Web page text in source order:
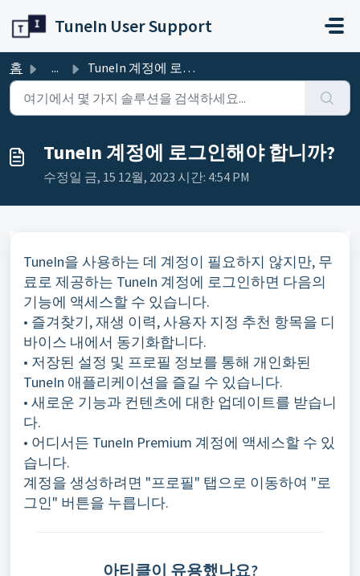
TuneIn User Support
홈 ... TuneIn 계정에 로그인해야 합니까?
TuneIn 계정에 로그인해야 합니까?
수정일 금, 15 12월, 2023 시간: 4:54 PM
TuneIn을 사용하는 데 계정이 필요하지 않지만, 무
료로 제공하는 TuneIn 계정에 로그인하면 다음의
기능에 액세스할 수 있습니다.
• 즐겨찾기, 재생 이력, 사용자 지정 추천 항목을 디
바이스 내에서 동기화합니다.
• 저장된 설정 및 프로필 정보를 통해 개인화된
TuneIn 애플리케이션을 즐길 수 있습니다.
• 새로운 기능과 컨텐츠에 대한 업데이트를 받습니
다.
• 어디서든 TuneIn Premium 계정에 액세스할 수 있
습니다.
계정을 생성하려면 "프로필" 탭으로 이동하여 "로
그인" 버튼을 누릅니다.
아티클이 유용했나요?